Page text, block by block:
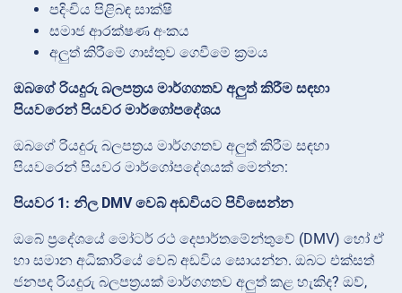
පදිංචිය පිළිබඳ සාක්ෂි
සමාජ ආරක්ෂණ අංකය
අලුත් කිරීමේ ගාස්තුව ගෙවීමේ ක්‍රමය
ඔබගේ රියදුරු බලපත්‍රය මාර්ගගතව අලුත් කිරීම සඳහා
පියවරෙන් පියවර මාර්ගෝපදේශය
ඔබගේ රියදුරු බලපත්‍රය මාර්ගගතව අලුත් කිරීම සඳහා
පියවරෙන් පියවර මාර්ගෝපදේශයක් මෙන්න:
පියවර 1: නිල DMV වෙබ් අඩවියට පිවිසෙන්න
ඔබේ ප්‍රදේශයේ මෝටර් රථ දෙපාර්තමේන්තුවේ (DMV) හෝ ඒ
හා සමාන අධිකාරියේ වෙබ් අඩවිය සොයන්න. ඔබට එක්සත්
ජනපද රියදුරු බලපත්‍රයක් මාර්ගගතව අලුත් කළ හැකිද? ඔව්,